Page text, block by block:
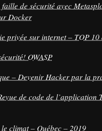
de sécurité avec
Docker
privée sur internet – TOP 10
OWASP
– Devenir Hacker par la
de code de l’application
climat – Québec – 2019